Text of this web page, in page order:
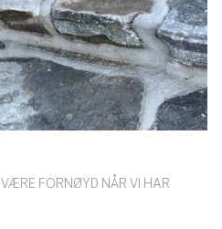
FORNØYD NÅR VI HAR